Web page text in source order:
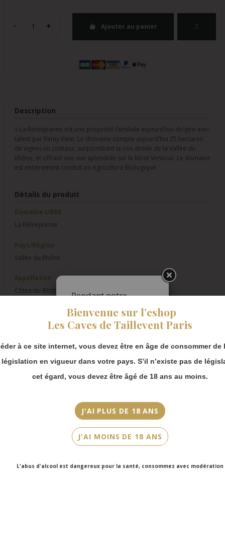
Bienvenue sur l’eshop
Les Caves de Taillevent Paris
à ce site internet, vous devez être en âge de consommer de
législation en vigueur dans votre pays. S’il n’existe pas de
cet égard, vous devez être âgé de 18 ans au moins.
J'AI PLUS DE 18 ANS
J'AI MOINS DE 18 ANS
L'abus d'alcool est dangereux pour la santé, consommez avec modération
Ajouter au panier
Description
« La Réméjeanne est une propriété familiale aujourd'hui dirigée avec
talent par Remy Klein. Le domaine compte aujourd’hui 25 hectares
de vignes en coteaux, surplombant la rive droite de la Vallée du
Rhône, et offrant une vue splendide sur le Mont Ventoux. Le domaine
est entièrement conduit en Agriculture Biologique.
Détails du produit
Domaine LIBRE
La Rémejeanne
Pays/Région
Vallée du Rhône
Appellation
Côtes-du-Rhône
Couleur
Rouge
Cépage(s)
Pendant notre
fermeture estivale,
vous pouvez
continuer à passer
Merci de bien
prendre en compte :
Les envois
partir du 31 août.
Les commandes
en click-and-
collect (cave
Faubourg Saint-
Victor Hugo)